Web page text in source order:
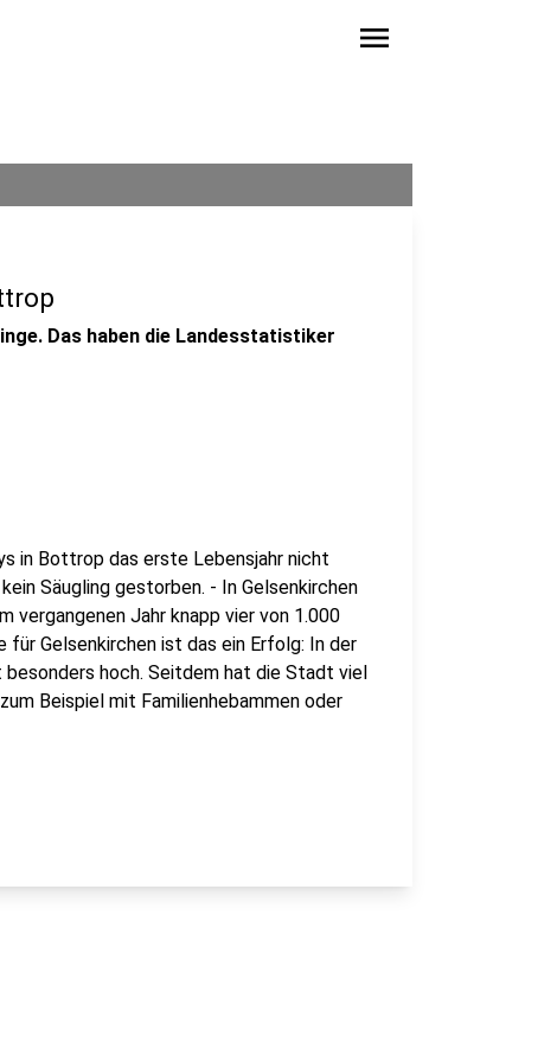
menu
Das haben die Landesstatistiker
in Bottrop das erste Lebensjahr nicht
Säugling gestorben. - In Gelsenkirchen
vergangenen Jahr knapp vier von 1.000
Gelsenkirchen ist das ein Erfolg: In der
hoch. Seitdem hat die Stadt viel
Beispiel mit Familienhebammen oder